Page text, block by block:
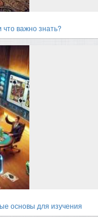
что важно знать?
основы для изучения